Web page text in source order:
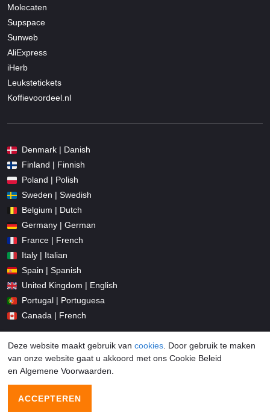
Molecaten
Supspace
Sunweb
AliExpress
iHerb
Leukstetickets
Koffievoordeel.nl
Denmark | Danish
Finland | Finnish
Poland | Polish
Sweden | Swedish
Belgium | Dutch
Germany | German
France | French
Italy | Italian
Spain | Spanish
United Kingdom | English
Portugal | Portuguesa
Canada | French
© 2026 Promocodius.nl All Rights Reserved
Deze website maakt gebruik van cookies . Door gebruik te maken
van onze website gaat u akkoord met ons Cookie Beleid
en Algemene Voorwaarden.
ACCEPTEREN